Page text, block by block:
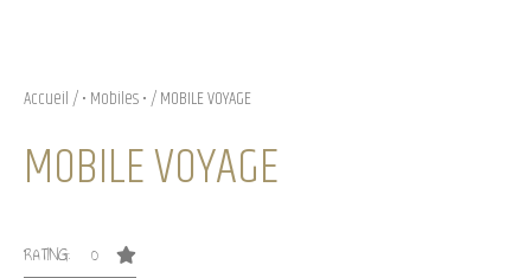
Accueil/• Mobiles •/ MOBILE VOYAGE
MOBILE VOYAGE
RATING: 0